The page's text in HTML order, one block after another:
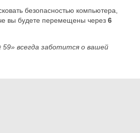
безопасностью компьютера,
вы будете перемещены через 6
всегда заботится о вашей